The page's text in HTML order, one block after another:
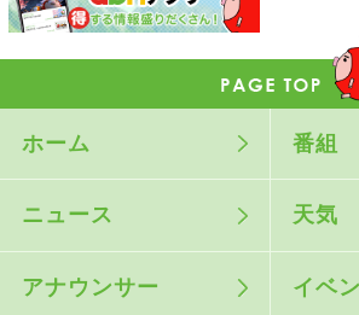
ホーム 番組
ニュース 天気
アナウンサー イベ